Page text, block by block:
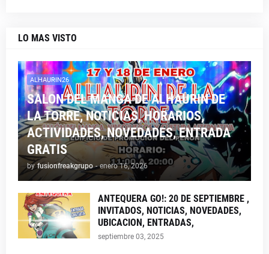
LO MAS VISTO
ALHAURIN26
SALON DEL MANGA DE ALHAURIN DE
LA TORRE, NOTICIAS, HORARIOS,
ACTIVIDADES, NOVEDADES, ENTRADA
GRATIS
by fusionfreakgrupo - enero 16, 2026
ANTEQUERA GO!: 20 DE SEPTIEMBRE ,
INVITADOS, NOTICIAS, NOVEDADES,
UBICACION, ENTRADAS,
septiembre 03, 2025